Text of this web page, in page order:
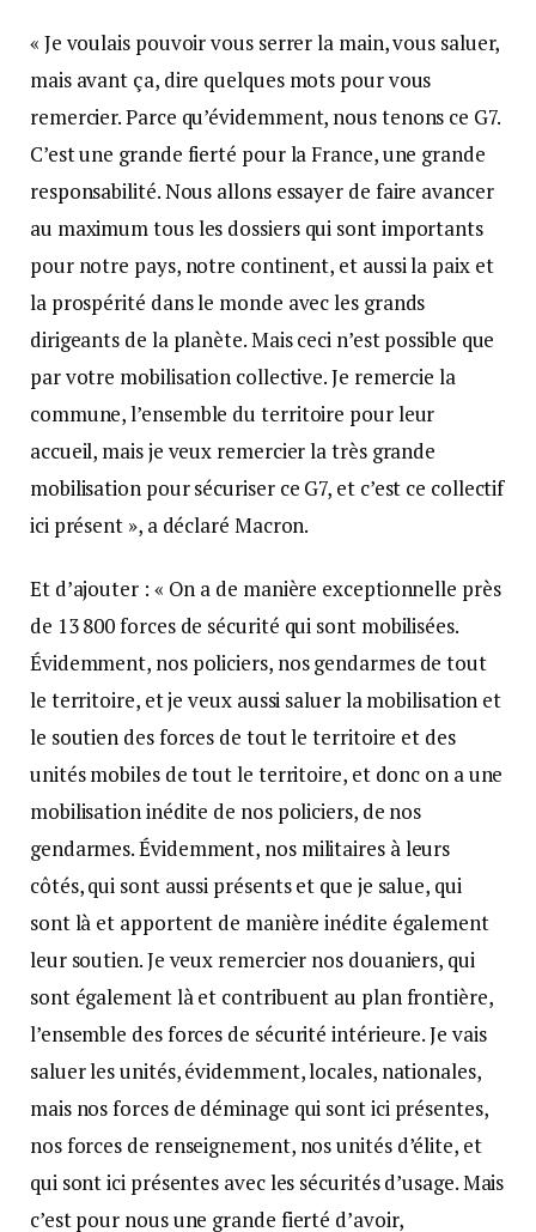
« Je voulais pouvoir vous serrer la main, vous saluer,
mais avant ça, dire quelques mots pour vous
remercier. Parce qu’évidemment, nous tenons ce G7.
C’est une grande fierté pour la France, une grande
responsabilité. Nous allons essayer de faire avancer
au maximum tous les dossiers qui sont importants
pour notre pays, notre continent, et aussi la paix et
la prospérité dans le monde avec les grands
dirigeants de la planète. Mais ceci n’est possible que
par votre mobilisation collective. Je remercie la
commune, l’ensemble du territoire pour leur
accueil, mais je veux remercier la très grande
mobilisation pour sécuriser ce G7, et c’est ce collectif
ici présent », a déclaré Macron.
Et d’ajouter : « On a de manière exceptionnelle près
de 13 800 forces de sécurité qui sont mobilisées.
Évidemment, nos policiers, nos gendarmes de tout
le territoire, et je veux aussi saluer la mobilisation et
le soutien des forces de tout le territoire et des
unités mobiles de tout le territoire, et donc on a une
mobilisation inédite de nos policiers, de nos
gendarmes. Évidemment, nos militaires à leurs
côtés, qui sont aussi présents et que je salue, qui
sont là et apportent de manière inédite également
leur soutien. Je veux remercier nos douaniers, qui
sont également là et contribuent au plan frontière,
l’ensemble des forces de sécurité intérieure. Je vais
saluer les unités, évidemment, locales, nationales,
mais nos forces de déminage qui sont ici présentes,
nos forces de renseignement, nos unités d’élite, et
qui sont ici présentes avec les sécurités d’usage. Mais
c’est pour nous une grande fierté d’avoir,